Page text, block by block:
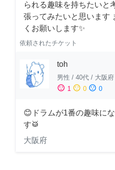
られる趣味を持ちたいと
張ってみたいと思います
くお願いします✨
依頼されたチケット
toh
男性 / 40代 / 大阪府
sentiment_satisfied 1 sentiment_neutral 0 sentiment_dissatisfied 0
😊ドラムが1番の趣味に
す🥁
大阪府